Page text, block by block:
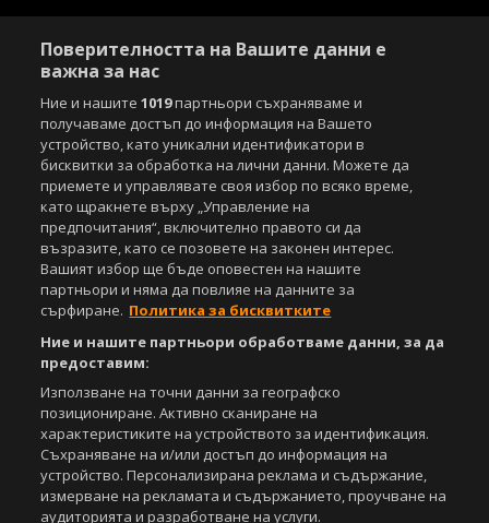
Поверителността на Вашите данни е
важна за нас
Ние и нашите1019партньори съхраняваме и
получаваме достъп до информация на Вашето
устройство, като уникални идентификатори в
бисквитки за обработка на лични данни. Можете да
приемете и управлявате своя избор по всяко време,
като щракнете върху „Управление на
предпочитания“, включително правото си да
възразите, като се позовете на законен интерес.
Вашият избор ще бъде оповестен на нашите
партньори и няма да повлияе на данните за
сърфиране. Политика за бисквитките
Ние и нашите партньори обработваме данни, за да
предоставим:
Използване на точни данни за географско
позициониране. Активно сканиране на
характеристиките на устройството за идентификация.
Съхраняване на и/или достъп до информация на
устройство. Персонализирана реклама и съдържание,
измерване на рекламата и съдържанието, проучване на
аудиторията и разработване на услуги.